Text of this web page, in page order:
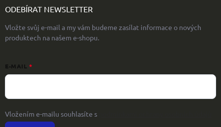
ODEBÍRAT NEWSLETTER
Vložte svůj e-mail a my vám budeme zasílat informace o nových
produktech na našem e-shopu.
E-MAIL
Vložením e-mailu souhlasíte s